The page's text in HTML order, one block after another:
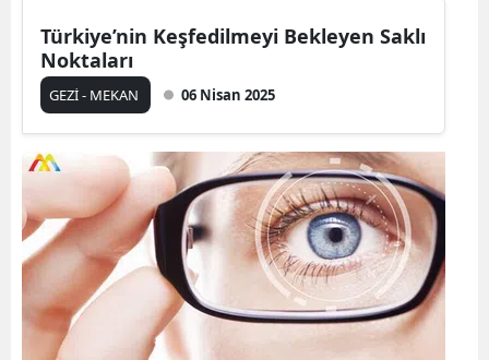
Türkiye’nin Keşfedilmeyi Bekleyen Saklı
Noktaları
GEZİ - MEKAN 06 Nisan 2025